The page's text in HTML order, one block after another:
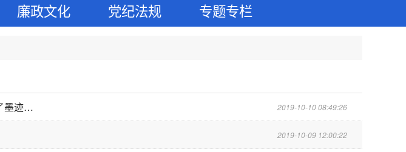
廉政文化 党纪法规 专题专栏
2019-10-10 08:49:26
墨迹…
2019-10-09 12:00:22